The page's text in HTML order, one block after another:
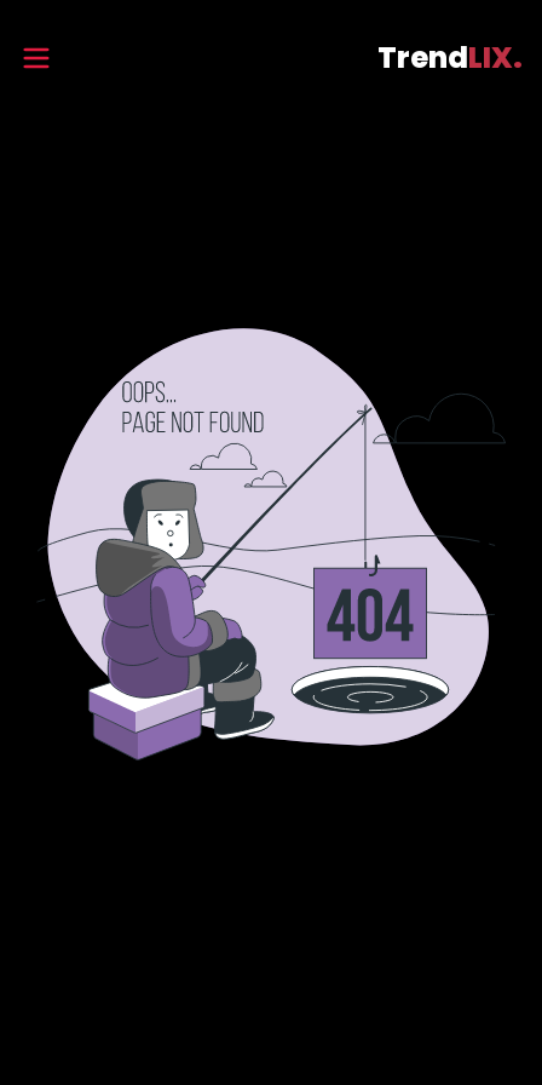
TrendLIX.